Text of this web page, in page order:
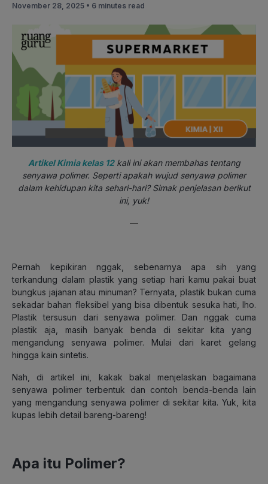
November 28, 2025 • 6 minutes read
Artikel Kimia kelas 12kali ini akan membahas tentang
senyawa polimer. Seperti apakah wujud senyawa polimer
dalam kehidupan kita sehari-hari? Simak penjelasan berikut
ini, yuk!
—
Pernah kepikiran nggak, sebenarnya apa sih yang
terkandung dalam plastik yang setiap hari kamu pakai buat
bungkus jajanan atau minuman? Ternyata, plastik bukan cuma
sekadar bahan fleksibel yang bisa dibentuk sesuka hati, lho.
Plastik tersusun dari senyawa polimer. Dan nggak cuma
plastik aja, masih banyak benda di sekitar kita yang
mengandung senyawa polimer. Mulai dari karet gelang
hingga kain sintetis.
Nah, di artikel ini, kakak bakal menjelaskan bagaimana
senyawa polimer terbentuk dan contoh benda-benda lain
yang mengandung senyawa polimer di sekitar kita. Yuk, kita
kupas lebih detail bareng-bareng!
Apa itu Polimer?